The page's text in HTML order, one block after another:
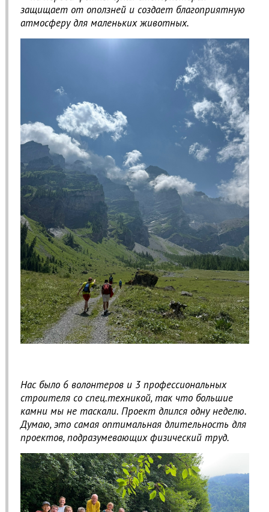
защищает от оползней и создает благоприятную
атмосферу для маленьких животных.
Нас было 6 волонтеров и 3 профессиональных
строителя со спец.техникой, так что большие
камни мы не таскали. Проект длился одну неделю.
Думаю, это самая оптимальная длительность для
проектов, подразумевающих физический труд.